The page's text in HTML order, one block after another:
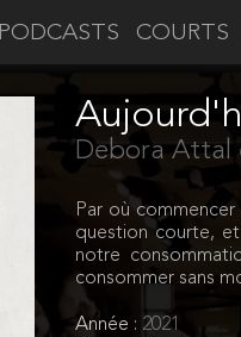
PODCASTS COURTS
Debora Attal
Par où
question courte,
notre
consommer sans
Année : 2021